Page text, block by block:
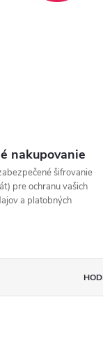
nakupovanie
šifrovanie
pre ochranu vašich
a platobných